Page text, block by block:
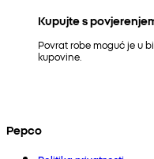
Kupujte s
Povrat robe moguć je u
kupovine.
Pepco